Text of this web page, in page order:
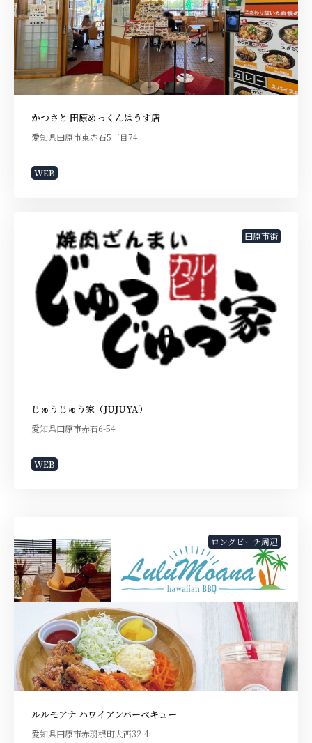
かつさと 田原めっくんはうす店
愛知県田原市東赤石5丁目74
WEB
田原市街
じゅうじゅう家（JUJUYA）
愛知県田原市赤石6-54
WEB
ロングビーチ周辺
ルルモアナ ハワイアンバーベキュー
愛知県田原市赤羽根町大西32-4